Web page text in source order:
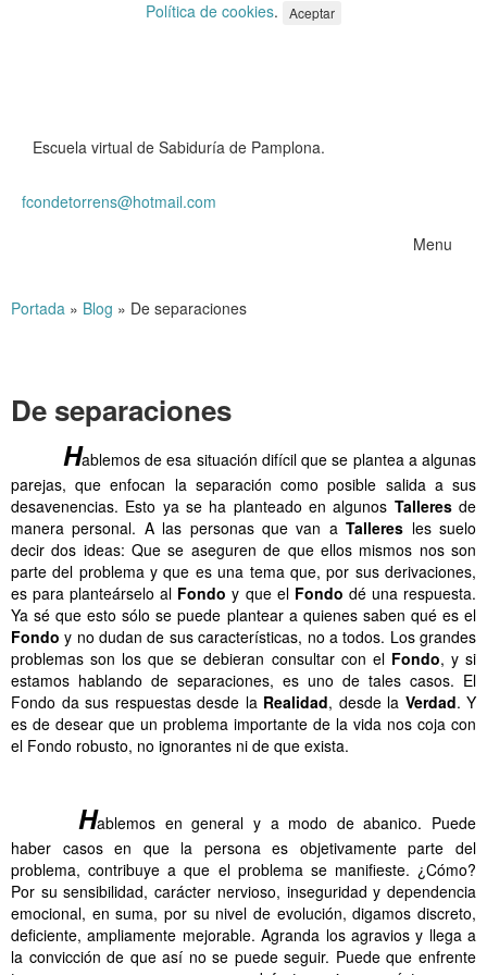
Política de cookies. Aceptar
Escuela virtual de Sabiduría de Pamplona.
fcondetorrens@hotmail.com
Menu
Portada » Blog » De separaciones
De separaciones
Hablemos de esa situación difícil que se plantea a algunas
parejas, que enfocan la separación como posible salida a sus
desavenencias. Esto ya se ha planteado en algunos Talleresde
manera personal. A las personas que van aTalleres les suelo
decir dos ideas: Que se aseguren de que ellos mismos nos son
parte del problema y que es una tema que, por sus derivaciones,
es para planteárselo al Fondo y que el Fondo dé una respuesta.
Ya sé que esto sólo se puede plantear a quienes saben qué es el
Fondo y no dudan de sus características, no a todos. Los grandes
problemas son los que se debieran consultar con el Fondo, y si
estamos hablando de separaciones, es uno de tales casos. El
Fondo da sus respuestas desde la Realidad, desde la Verdad. Y
es de desear que un problema importante de la vida nos coja con
el Fondo robusto, no ignorantes ni de que exista.
Hablemos en general y a modo de abanico. Puede
haber casos en que la persona es objetivamente parte del
problema, contribuye a que el problema se manifieste. ¿Cómo?
Por su sensibilidad, carácter nervioso, inseguridad y dependencia
emocional, en suma, por su nivel de evolución, digamos discreto,
deficiente, ampliamente mejorable. Agranda los agravios y llega a
la convicción de que así no se puede seguir. Puede que enfrente